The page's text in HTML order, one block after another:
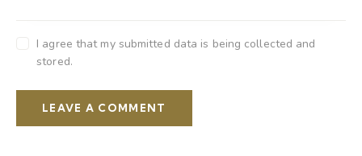
I agree that my submitted data is being collected and
stored.